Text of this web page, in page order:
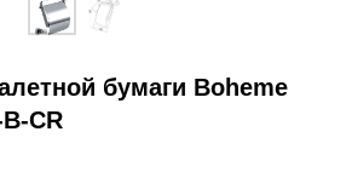
бумаги Boheme
CR